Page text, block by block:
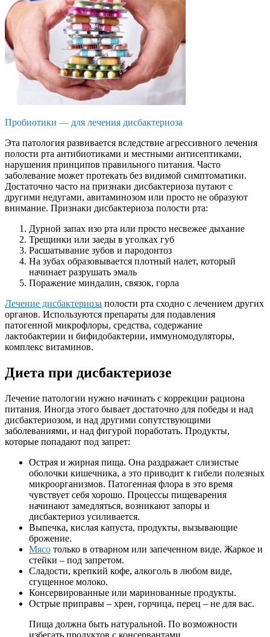
Пробиотики — для лечения дисбактериоза
Эта патология развивается вследствие агрессивного лечения
полости рта антибиотиками и местными антисептиками,
нарушения принципов правильного питания. Часто
заболевание может протекать без видимой симптоматики.
Достаточно часто на признаки дисбактериоза путают с
другими недугами, авитаминозом или просто не образуют
внимание. Признаки дисбактериоза полости рта:
Дурной запах изо рта или просто несвежее дыхание
Трещинки или заеды в уголках губ
Расшатывание зубов и пародонтоз
На зубах образовывается плотный налет, который
начинает разрушать эмаль
Поражение миндалин, связок, горла
Лечение дисбактериоза полости рта сходно с лечением других
органов. Используются препараты для подавления
патогенной микрофлоры, средства, содержание
лактобактерии и бифидобактерии, иммуномодуляторы,
комплекс витаминов.
Диета при дисбактериозе
Лечение патологии нужно начинать с коррекции рациона
питания. Иногда этого бывает достаточно для победы и над
дисбактериозом, и над другими сопутствующими
заболеваниями, и над фигурой поработать. Продукты,
которые попадают под запрет:
Острая и жирная пища. Она раздражает слизистые
оболочки кишечника, а это приводит к гибели полезных
микроорганизмов. Патогенная флора в это время
чувствует себя хорошо. Процессы пищеварения
начинают замедляться, возникают запоры и
дисбактериоз усиливается.
Выпечка, кислая капуста, продукты, вызывающие
брожение.
Мясо только в отварном или запеченном виде. Жаркое и
стейки – под запретом.
Сладости, крепкий кофе, алкоголь в любом виде,
сгущенное молоко.
Консервированные или маринованные продукты.
Острые приправы – хрен, горчица, перец – не для вас.
Пища должна быть натуральной. По возможности
избегать продуктов с консервантами,